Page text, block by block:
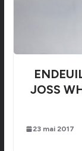
JOSS
23 mai 2017